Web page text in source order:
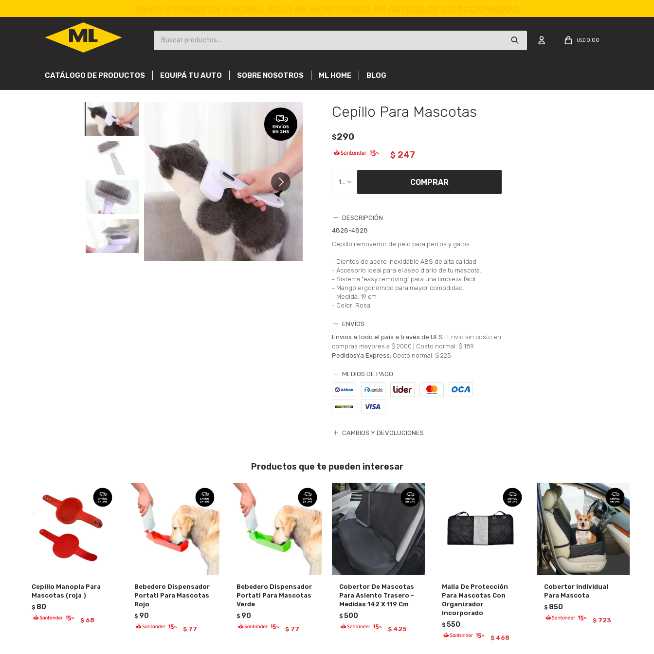
CATÁLOGO DE PRODUCTOS EQUIPÁ TU AUTO SOBRE NOSOTROS ML HOME BLOG
USD 0,00
Cepillo Para Mascotas
$290
$ 247
COMPRAR
DESCRIPCIÓN
4828-4828
Cepillo removedor de pelo para perros y gatos
- Dientes de acero inoxidable ABS de alta calidad.
- Accesorio ideal para el aseo diario de tu mascota.
- Sistema "easy removing" para una limpieza fácil.
- Mango ergonómico para mayor comodidad.
- Medida: 19 cm
- Color: Rosa
ENVÍOS
Envíos a todo el país a través de UES.: Envío sin costo en
compras mayores a $ 2000 | Costo normal: $ 189.
PedidosYa Express: Costo normal: $ 225.
MEDIOS DE PAGO
CAMBIOS Y DEVOLUCIONES
Productos que te pueden interesar
Cepillo Manopla Para
Mascotas (roja )
$ 80
$ 68
Bebedero Dispensador
Portatl Para Mascotas
Rojo
$ 90
$ 77
Bebedero Dispensador
Portatl Para Mascotas
Verde
$ 90
$ 77
Cobertor De Mascotas
Para Asiento Trasero -
Medidas 142 X 119 Cm
$ 500
$ 425
Malla De Protección
Para Mascotas Con
Organizador
Incorporado
$ 550
$ 468
Cobertor Individual
Para Mascota
$ 850
$ 723